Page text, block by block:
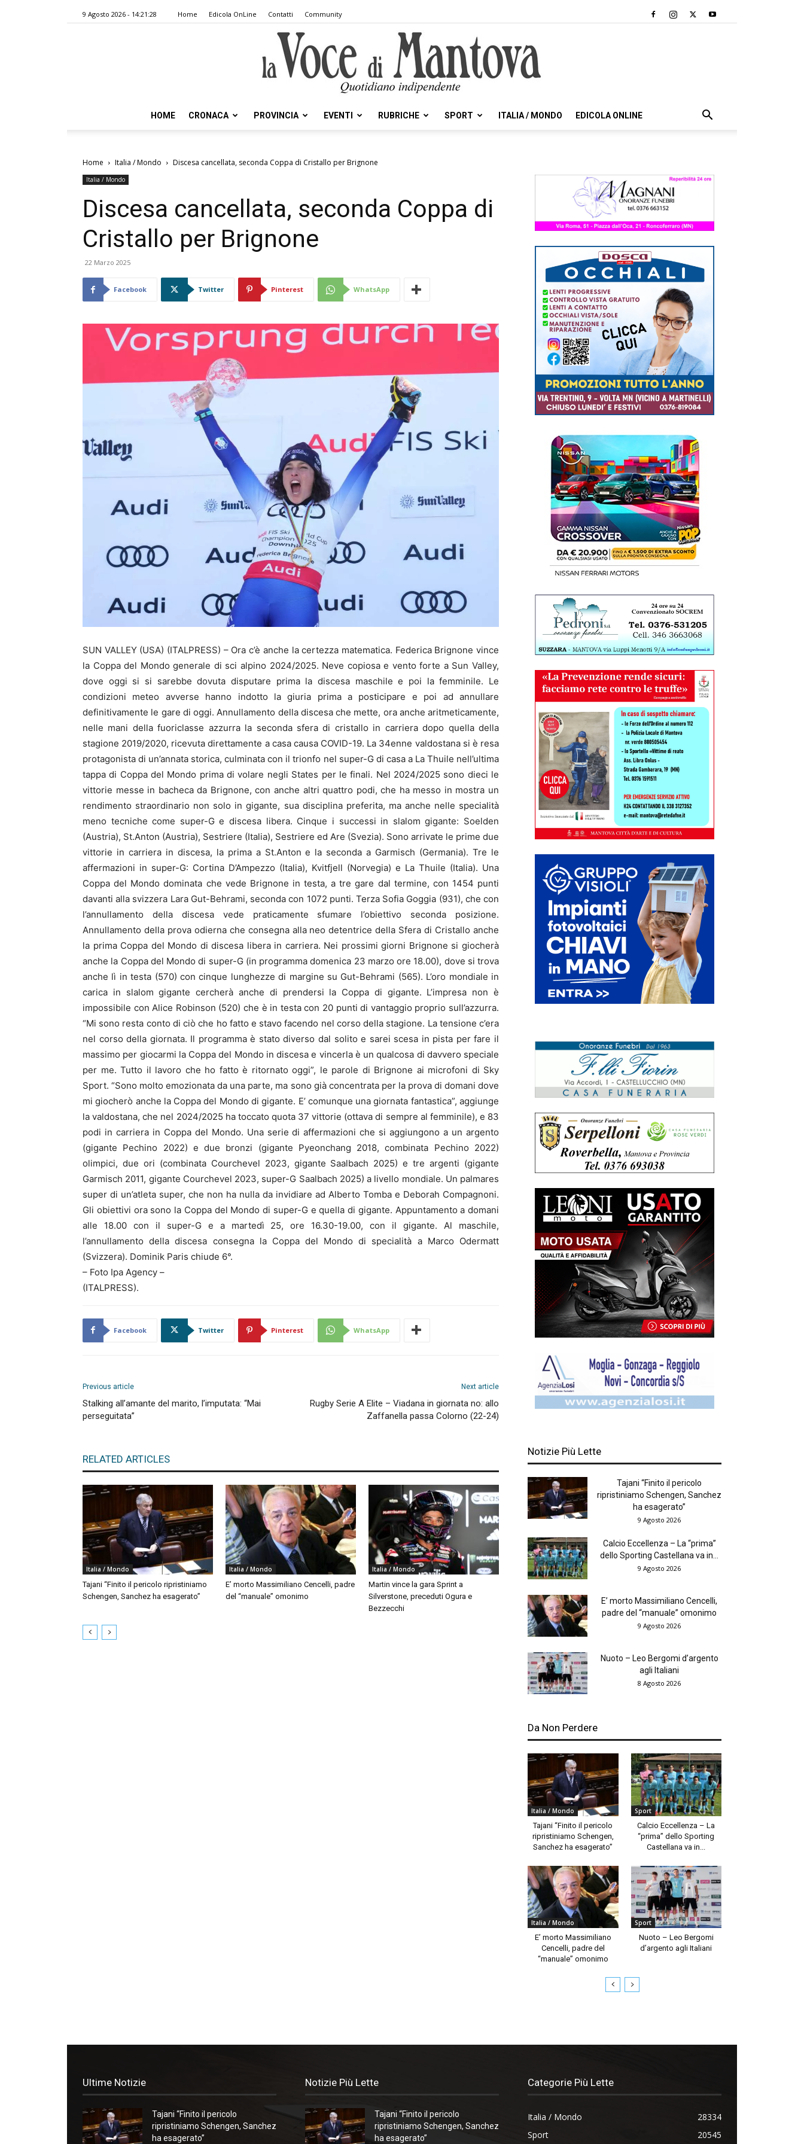
9 Agosto 2026 - 14:21:28 Home Edicola OnLine Contatti Community
Voce
HOME CRONACA PROVINCIA EVENTI RUBRICHE SPORT ITALIA / MONDO EDICOLA ONLINE
Home Italia / Mondo Discesa cancellata, seconda Coppa di Cristallo per Brignone
Italia / Mondo
Discesa cancellata, seconda Coppa di
Cristallo per Brignone
22 Marzo 2025
Facebook Twitter Pinterest WhatsApp
SUN VALLEY (USA) (ITALPRESS) – Ora c’è anche la certezza matematica. Federica Brignone vince
la Coppa del Mondo generale di sci alpino 2024/2025. Neve copiosa e vento forte a Sun Valley,
dove oggi si si sarebbe dovuta disputare prima la discesa maschile e poi la femminile. Le
condizioni meteo avverse hanno indotto la giuria prima a posticipare e poi ad annullare
definitivamente le gare di oggi. Annullamento della discesa che mette, ora anche aritmeticamente,
nelle mani della fuoriclasse azzurra la seconda sfera di cristallo in carriera dopo quella della
stagione 2019/2020, ricevuta direttamente a casa causa COVID-19. La 34enne valdostana si è resa
protagonista di un’annata storica, culminata con il trionfo nel super-G di casa a La Thuile nell’ultima
tappa di Coppa del Mondo prima di volare negli States per le finali. Nel 2024/2025 sono dieci le
vittorie messe in bacheca da Brignone, con anche altri quattro podi, che ha messo in mostra un
rendimento straordinario non solo in gigante, sua disciplina preferita, ma anche nelle specialità
meno tecniche come super-G e discesa libera. Cinque i successi in slalom gigante: Soelden
(Austria), St.Anton (Austria), Sestriere (Italia), Sestriere ed Are (Svezia). Sono arrivate le prime due
vittorie in carriera in discesa, la prima a St.Anton e la seconda a Garmisch (Germania). Tre le
affermazioni in super-G: Cortina D’Ampezzo (Italia), Kvitfjell (Norvegia) e La Thuile (Italia). Una
Coppa del Mondo dominata che vede Brignone in testa, a tre gare dal termine, con 1454 punti
davanti alla svizzera Lara Gut-Behrami, seconda con 1072 punti. Terza Sofia Goggia (931), che con
l’annullamento della discesa vede praticamente sfumare l’obiettivo seconda posizione.
Annullamento della prova odierna che consegna alla neo detentrice della Sfera di Cristallo anche
la prima Coppa del Mondo di discesa libera in carriera. Nei prossimi giorni Brignone si giocherà
anche la Coppa del Mondo di super-G (in programma domenica 23 marzo ore 18.00), dove si trova
anche lì in testa (570) con cinque lunghezze di margine su Gut-Behrami (565). L’oro mondiale in
carica in slalom gigante cercherà anche di prendersi la Coppa di gigante. L’impresa non è
impossibile con Alice Robinson (520) che è in testa con 20 punti di vantaggio proprio sull’azzurra.
“Mi sono resta conto di ciò che ho fatto e stavo facendo nel corso della stagione. La tensione c’era
nel corso della giornata. Il programma è stato diverso dal solito e sarei scesa in pista per fare il
massimo per giocarmi la Coppa del Mondo in discesa e vincerla è un qualcosa di davvero speciale
per me. Tutto il lavoro che ho fatto è ritornato oggi”, le parole di Brignone ai microfoni di Sky
Sport. “Sono molto emozionata da una parte, ma sono già concentrata per la prova di domani dove
mi giocherò anche la Coppa del Mondo di gigante. E’ comunque una giornata fantastica”, aggiunge
la valdostana, che nel 2024/2025 ha toccato quota 37 vittorie (ottava di sempre al femminile), e 83
podi in carriera in Coppa del Mondo. Una serie di affermazioni che si aggiungono a un argento
(gigante Pechino 2022) e due bronzi (gigante Pyeonchang 2018, combinata Pechino 2022)
olimpici, due ori (combinata Courchevel 2023, gigante Saalbach 2025) e tre argenti (gigante
Garmisch 2011, gigante Courchevel 2023, super-G Saalbach 2025) a livello mondiale. Un palmares
super di un’atleta super, che non ha nulla da invidiare ad Alberto Tomba e Deborah Compagnoni.
Gli obiettivi ora sono la Coppa del Mondo di super-G e quella di gigante. Appuntamento a domani
alle 18.00 con il super-G e a martedì 25, ore 16.30-19.00, con il gigante. Al maschile,
l’annullamento della discesa consegna la Coppa del Mondo di specialità a Marco Odermatt
(Svizzera). Dominik Paris chiude 6°.
– Foto Ipa Agency –
(ITALPRESS).
Facebook Twitter Pinterest WhatsApp
Previous article
Stalking all’amante del marito, l’imputata: “Mai
perseguitata”
Next article
Rugby Serie A Elite – Viadana in giornata no: allo
Zaffanella passa Colorno (22-24)
RELATED ARTICLES
Italia / Mondo
Tajani “Finito il pericolo ripristiniamo
Schengen, Sanchez ha esagerato”
Italia / Mondo
E’ morto Massimiliano Cencelli, padre
del “manuale” omonimo
Italia / Mondo
Martin vince la gara Sprint a
Silverstone, preceduti Ogura e
Bezzecchi
Notizie Più Lette
Tajani “Finito il pericolo
ripristiniamo Schengen, Sanchez
ha esagerato”
9 Agosto 2026
Calcio Eccellenza – La “prima”
dello Sporting Castellana va in...
9 Agosto 2026
E’ morto Massimiliano Cencelli,
padre del “manuale” omonimo
9 Agosto 2026
Nuoto – Leo Bergomi d’argento
agli Italiani
8 Agosto 2026
Da Non Perdere
Italia / Mondo
Tajani “Finito il pericolo
ripristiniamo Schengen,
Sanchez ha esagerato”
Sport
Calcio Eccellenza – La
“prima” dello Sporting
Castellana va in...
Italia / Mondo
E’ morto Massimiliano
Cencelli, padre del
“manuale” omonimo
Sport
Nuoto – Leo Bergomi
d’argento agli Italiani
Ultime Notizie
Tajani “Finito il pericolo
ripristiniamo Schengen, Sanchez
ha esagerato”
Notizie Più Lette
Tajani “Finito il pericolo
ripristiniamo Schengen, Sanchez
ha esagerato”
Categorie Più Lette
Italia / Mondo
28334
Sport
20545